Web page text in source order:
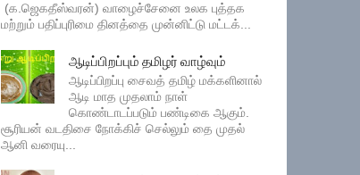
(க.ஜெகதீஸ்வரன்) வாழைச்சேனை உலக புத்தக
மற்றும் பதிப்புரிமை தினத்தை முன்னிட்டு மட்டக்...
ஆடிப்பிறப்பும் தமிழர் வாழ்வும்
ஆடிப்பிறப்பு சைவத் தமிழ் மக்களினால்
ஆடி மாத முதலாம் நாள்
கொண்டாடப்படும் பண்டிகை ஆகும்.
சூரியன் வடதிசை நோக்கிச் செல்லும் தை முதல்
ஆனி வரையு...